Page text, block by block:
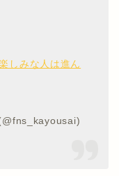
しみな人は進ん